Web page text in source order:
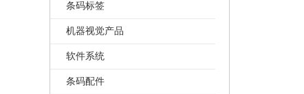
条码标签
机器视觉产品
软件系统
条码配件